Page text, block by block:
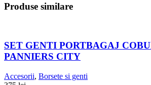
Produse similare
SET GENTI PORTBAGAJ
PANNIERS CITY
Accesorii, Borsete si genti